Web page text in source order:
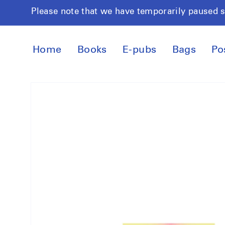
Skip to
Please note that we have temporarily
Home Books E-pubs Bags